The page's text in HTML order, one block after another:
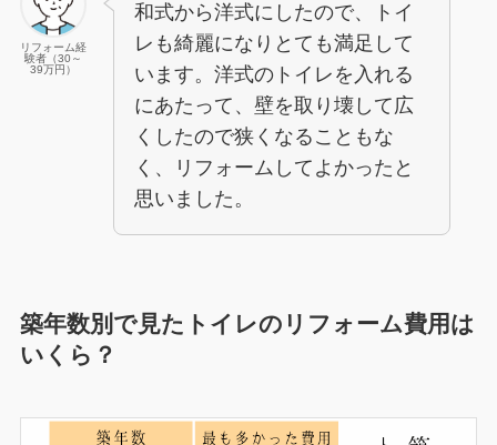
リフォーム経
験者（30～
39万円）
和式から洋式にしたので、トイ
レも綺麗になりとても満足して
います。洋式のトイレを入れる
にあたって、壁を取り壊して広
くしたので狭くなることもな
く、リフォームしてよかったと
思いました。
築年数別で見たトイレのリフォーム費用は
いくら？